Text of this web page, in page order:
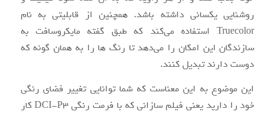
روشنایی یکسانی داشته باشد. همچنین از قابلیتی به نام
Truecolor استفاده می‌کند که طبق گفته مایکروسافت به
سازندگان این امکان را می‌دهد تا رنگ ها را به همان‌ گونه که
دوست دارند تبدیل کنند.
این موضوع به این معناست که شما توانایی تغییر فضای رنگی
خود را دارید یعنی فیلم‌ سازانی که با فرمت رنگی DCI-P3 کار